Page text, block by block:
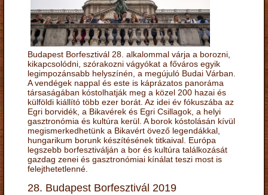
Budapest Borfesztivál 28. alkalommal várja a borozni,
kikapcsolódni, szórakozni vágyókat a főváros egyik
legimpozánsabb helyszínén, a megújuló Budai Várban.
A vendégek nappal és este is káprázatos panoráma
társaságában kóstolhatják meg a közel 200 hazai és
külföldi kiállító több ezer borát. Az idei év fókuszába az
Egri borvidék, a Bikavérek és Egri Csillagok, a helyi
gasztronómia és kultúra kerül. A borok kóstolásán kívül
megismerkedhetünk a Bikavért övező legendákkal,
hungarikum borunk készítésének titkaival. Európa
legszebb borfesztiválján a bor és kultúra találkozását
gazdag zenei és gasztronómiai kínálat teszi most is
felejthetetlenné.
28. Budapest Borfesztivál 2019